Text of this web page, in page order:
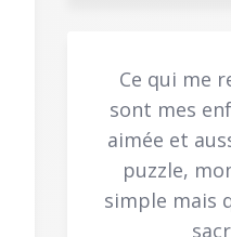
Ce qui me
sont mes
aimée et
puzzle,
simple mais